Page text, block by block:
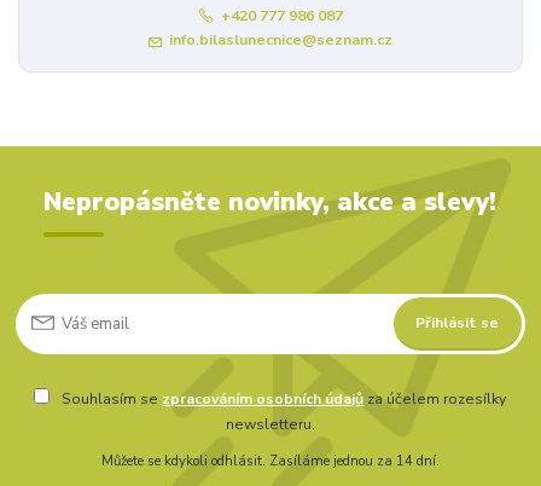
+420 777 986 087
info.bilaslunecnice@seznam.cz
Nepropásněte novinky, akce a slevy!
Přihlásit se
Souhlasím se zpracováním osobních údajů za účelem rozesílky
newsletteru.
Můžete se kdykoli odhlásit. Zasíláme jednou za 14 dní.